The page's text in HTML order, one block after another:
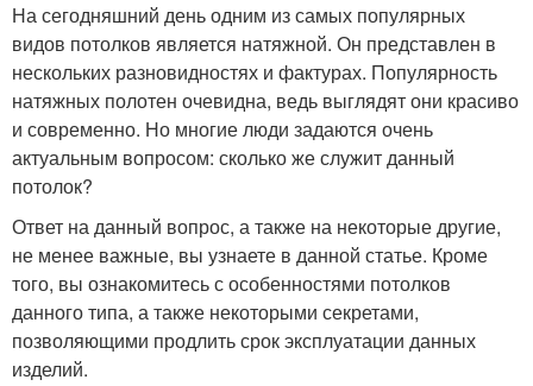
На сегодняшний день одним из самых популярных
видов потолков является натяжной. Он представлен в
нескольких разновидностях и фактурах. Популярность
натяжных полотен очевидна, ведь выглядят они красиво
и современно. Но многие люди задаются очень
актуальным вопросом: сколько же служит данный
потолок?
Ответ на данный вопрос, а также на некоторые другие,
не менее важные, вы узнаете в данной статье. Кроме
того, вы ознакомитесь с особенностями потолков
данного типа, а также некоторыми секретами,
позволяющими продлить срок эксплуатации данных
изделий.